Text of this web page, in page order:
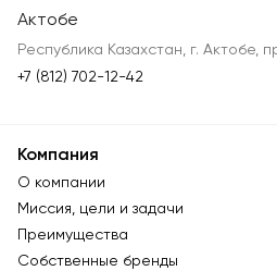
Актобе
Республика Казахстан, г. Актобе,
+7 (812) 702-12-42
Компания
О компании
Миссия, цели и задачи
Преимущества
Собственные бренды